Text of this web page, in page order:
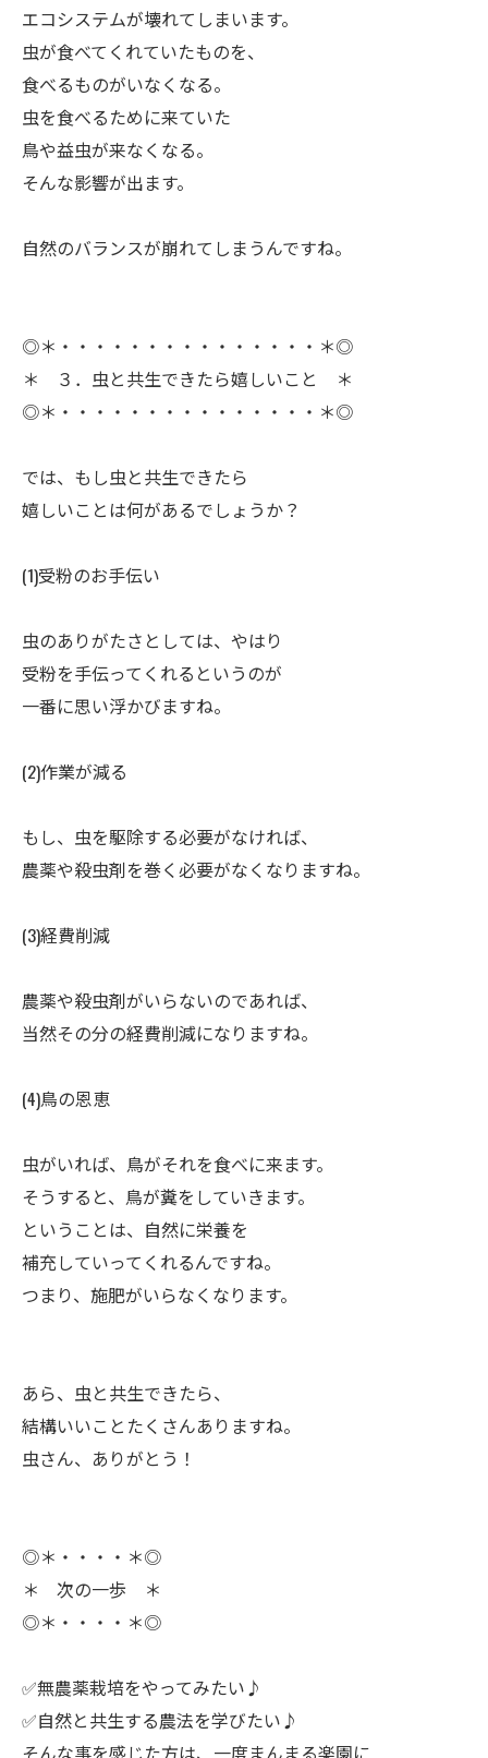
エコシステムが壊れてしまいます。
虫が食べてくれていたものを、
食べるものがいなくなる。
虫を食べるために来ていた
鳥や益虫が来なくなる。
そんな影響が出ます。
ㅤ自然のバランスが崩れてしまうんですね。
◎＊・・・・・・・・・・・・・・・＊◎
＊ ３．虫と共生できたら嬉しいこと ＊
◎＊・・・・・・・・・・・・・・・＊◎
ㅤでは、もし虫と共生できたら
嬉しいことは何があるでしょうか？
(1)受粉のお手伝い
ㅤ虫のありがたさとしては、やはり
受粉を手伝ってくれるというのが
一番に思い浮かびますね。
(2)作業が減る
ㅤもし、虫を駆除する必要がなければ、
農薬や殺虫剤を巻く必要がなくなりますね。
(3)経費削減
ㅤ農薬や殺虫剤がいらないのであれば、
当然その分の経費削減になりますね。
(4)鳥の恩恵
ㅤ虫がいれば、鳥がそれを食べに来ます。
そうすると、鳥が糞をしていきます。
ということは、自然に栄養を
補充していってくれるんですね。
つまり、施肥がいらなくなります。
ㅤあら、虫と共生できたら、
結構いいことたくさんありますね。
虫さん、ありがとう！
◎＊・・・・＊◎
＊ 次の一歩 ＊
◎＊・・・・＊◎
✅無農薬栽培をやってみたい♪
✅自然と共生する農法を学びたい♪
ㅤそんな事を感じた方は、一度まんまる楽園に